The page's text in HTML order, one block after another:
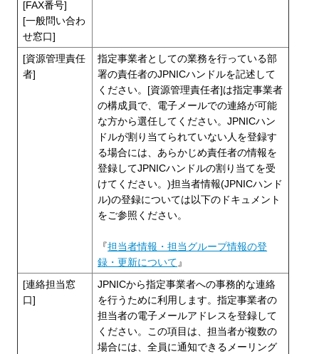
[FAX番号]
[一般問い合わ
せ窓口]
[資源管理責任
者]
指定事業者としての業務を行っている部
署の責任者のJPNICハンドルを記述して
ください。[資源管理責任者]は指定事業者
の構成員で、電子メールでの連絡が可能
な方から選任してください。JPNICハン
ドルが割り当てられていない人を登録す
る場合には、あらかじめ責任者の情報を
登録してJPNICハンドルの割り当てを受
けてください。)担当者情報(JPNICハンド
ル)の登録については以下のドキュメント
をご参照ください。
『担当者情報・担当グループ情報の登
録・更新について 』
[連絡担当窓
口]
JPNICから指定事業者への事務的な連絡
を行うために利用します。指定事業者の
担当者の電子メールアドレスを登録して
ください。この項目は、担当者が複数の
場合には、全員に通知できるメーリング